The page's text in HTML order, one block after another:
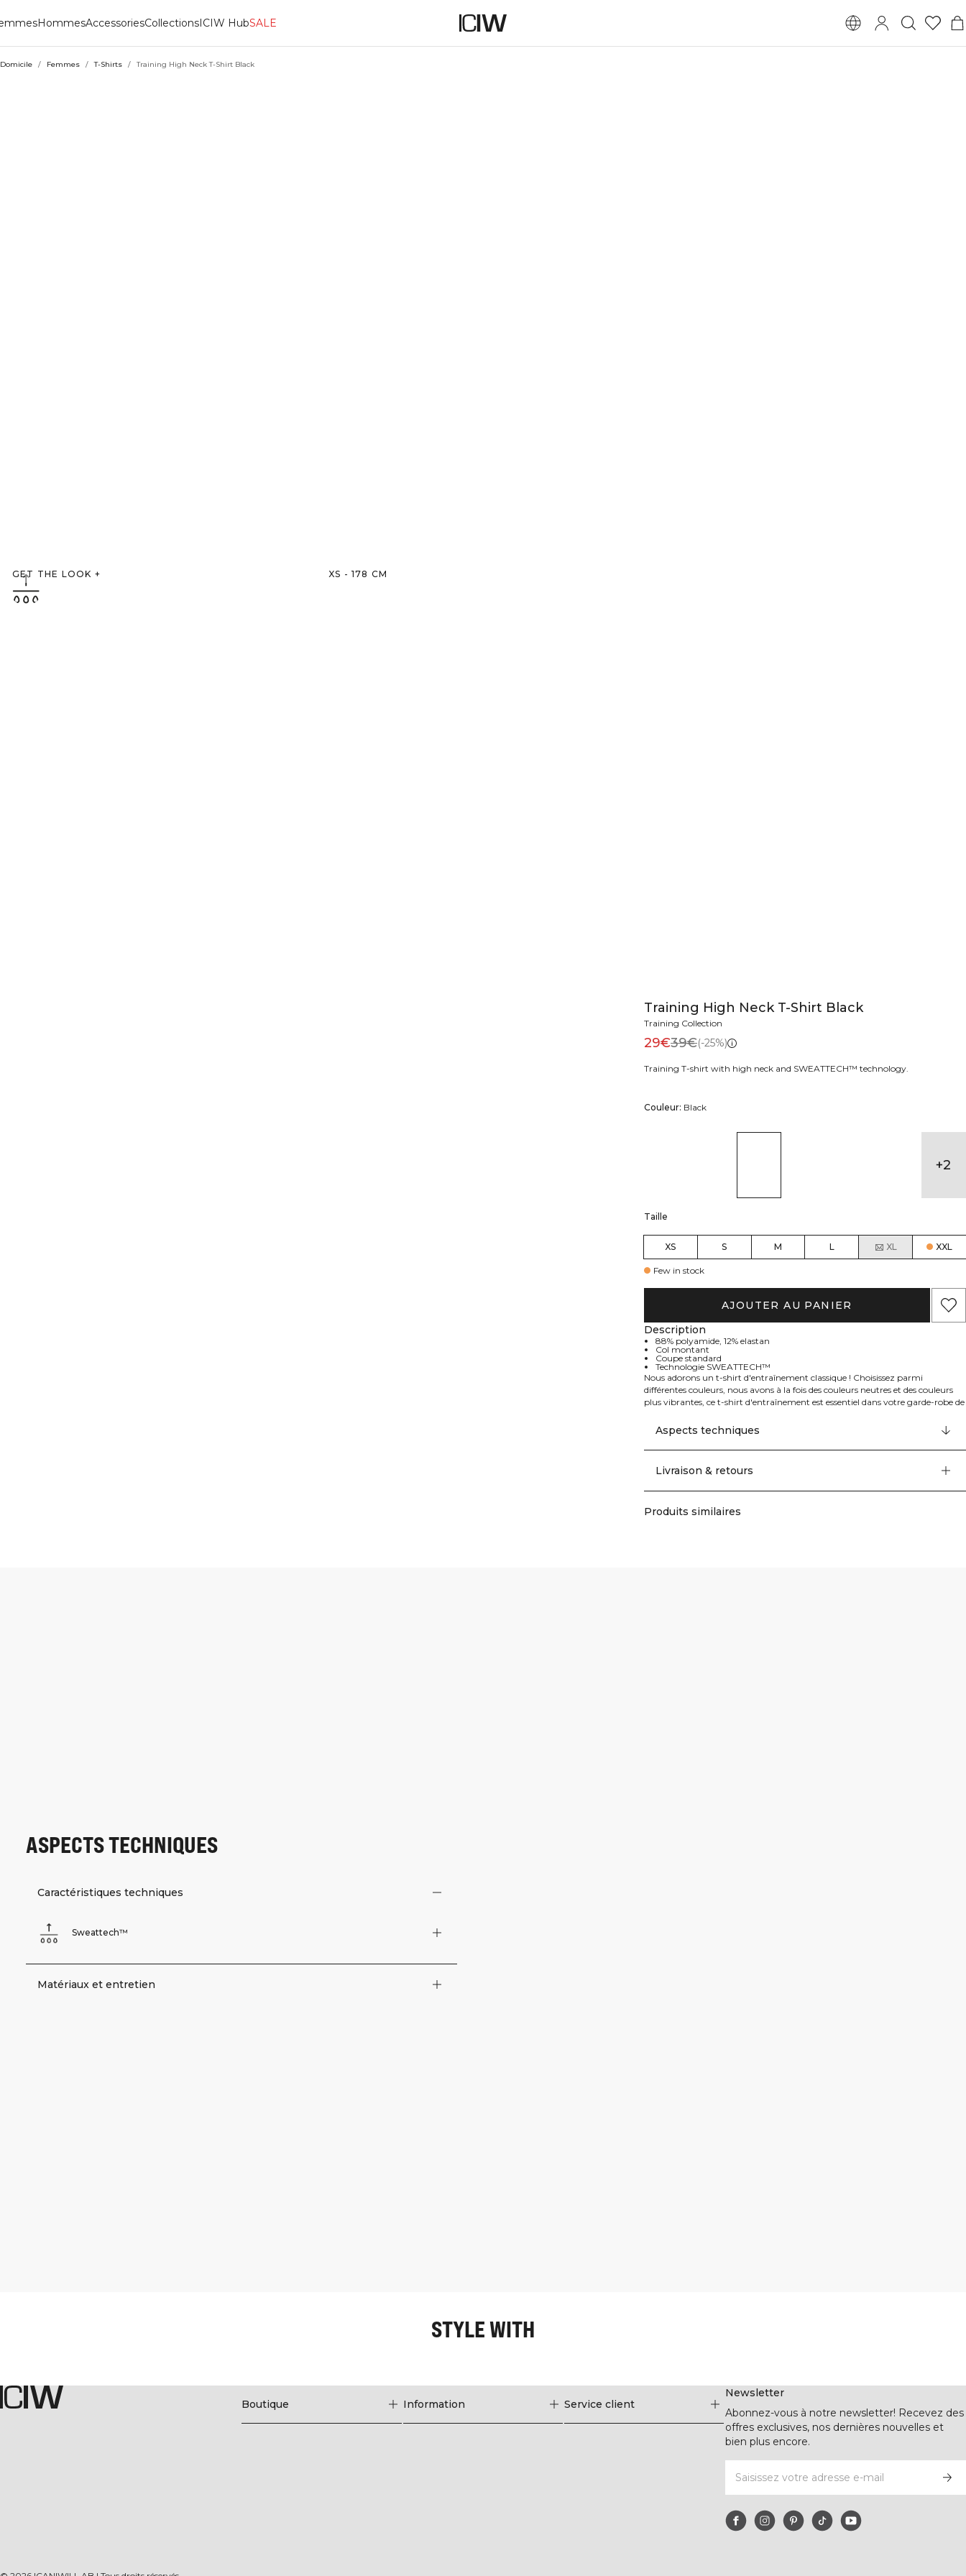
HommesAccessoriesCollectionsICIW HubSALE
Domicile / Femmes / T-Shirts / Training High Neck T-Shirt Black
GET THE LOOK + XS - 178 CM
Training High Neck T-Shirt Black
Training Collection
29€39€(-25%)
Training T-shirt with high neck and SWEATTECH™ technology.
Couleur: Black
+2
Taille
XS S M L XL XXL
Few in stock
AJOUTER AU PANIER
Description
88% polyamide, 12% elastan
Col montant
Coupe standard
Technologie SWEATTECH™
Nous adorons un t-shirt d'entraînement classique ! Choisissez parmi
différentes couleurs, nous avons à la fois des couleurs neutres et des couleurs
plus vibrantes, ce t-shirt d'entraînement est essentiel dans votre garde-robe de
confortable et resterez au sec pendant vos entraînements. 88% Nylon, 12%
Elastan
Aspects techniques
Livraison & retours
Produits similaires
ASPECTS TECHNIQUES
Caractéristiques techniques
Sweattech™
Matériaux et entretien
STYLE WITH
Boutique Information Service client
Newsletter
Abonnez-vous à notre newsletter! Recevez des
offres exclusives, nos dernières nouvelles et
bien plus encore.